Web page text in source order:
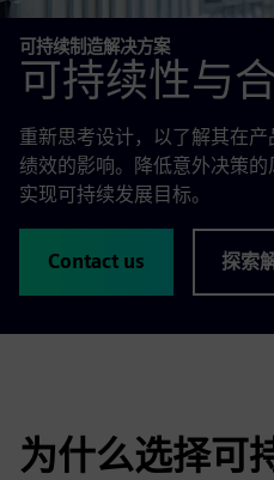
可持续制造解决方案
可持续性与
重新思考设计，以了解其在
绩效的影响。降低意外决策
实现可持续发展目标。
Contact us 探索
为什么选择可